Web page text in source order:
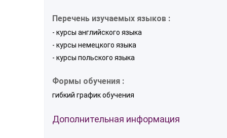
Перечень изучаемых языков :
- курсы английского языка
- курсы немецкого языка
- курсы польского языка
Формы обучения :
гибкий график обучения
Дополнительная информация